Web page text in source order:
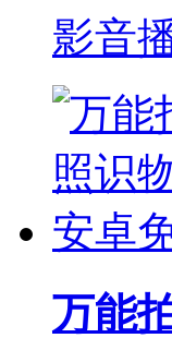
影音
万能